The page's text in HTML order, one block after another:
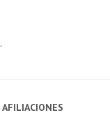
.
AFILIACIONES